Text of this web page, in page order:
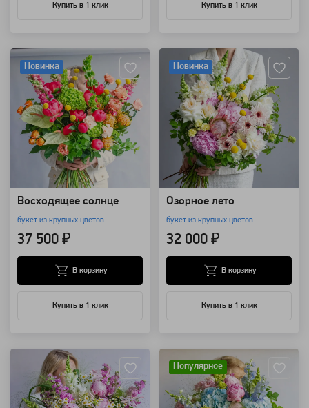
Купить в 1 клик Купить в 1 клик
Новинка
Восходящее солнце
букет из крупных цветов
37 500 ₽
Купить в 1 клик
В корзину
Новинка
Озорное лето
букет из крупных цветов
32 000 ₽
Купить в 1 клик
В корзину
Популярное